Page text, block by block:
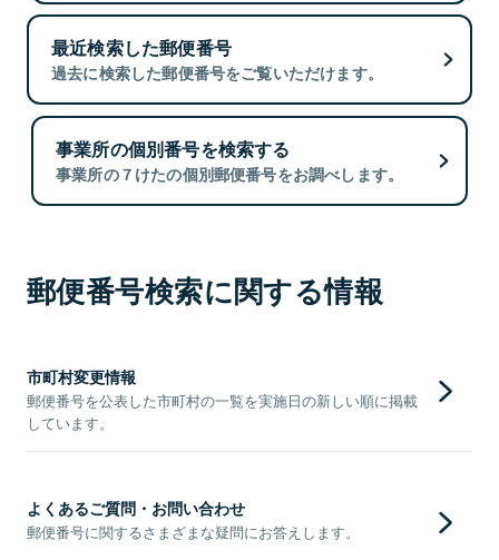
最近検索した郵便番号
過去に検索した郵便番号をご覧いただけます。
事業所の個別番号を検索する
事業所の７けたの個別郵便番号をお調べします。
郵便番号検索に関する情報
市町村変更情報
郵便番号を公表した市町村の一覧を実施日の新しい順に掲載
しています。
よくあるご質問・お問い合わせ
郵便番号に関するさまざまな疑問にお答えします。